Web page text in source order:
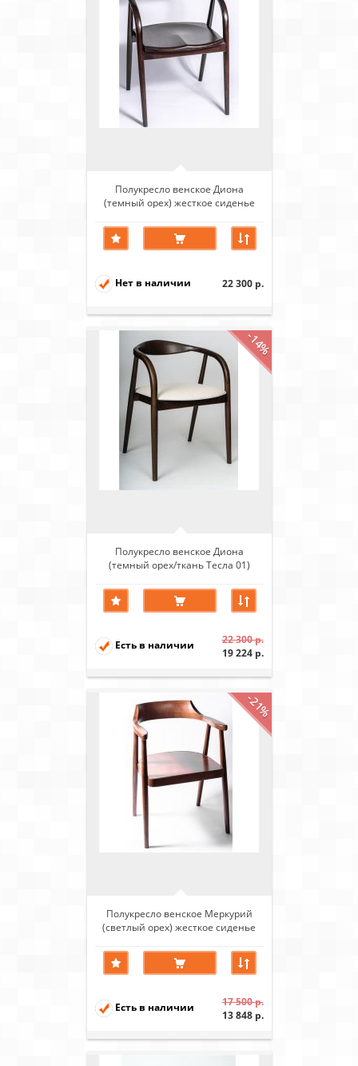
Полукресло венское Диона
(темный орех) жесткое сиденье
Нет в наличии 22 300 р.
-14%
Полукресло венское Диона
(темный орех/ткань Тесла 01)
Есть в наличии
22 300 р.
19 224 р.
-21%
Полукресло венское Меркурий
(светлый орех) жесткое сиденье
Есть в наличии
17 500 р.
13 848 р.